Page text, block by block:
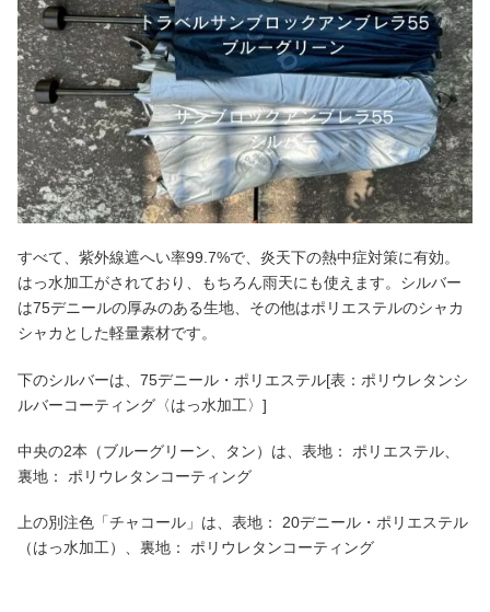
すべて、紫外線遮へい率99.7%で、炎天下の熱中症対策に有効。
はっ水加工がされており、もちろん雨天にも使えます。シルバー
は75デニールの厚みのある生地、その他はポリエステルのシャカ
シャカとした軽量素材です。
下のシルバーは、75デニール・ポリエステル[表：ポリウレタンシ
ルバーコーティング〈はっ水加工〉]
中央の2本（ブルーグリーン、タン）は、表地： ポリエステル、
裏地： ポリウレタンコーティング
上の別注色「チャコール」は、表地： 20デニール・ポリエステル
（はっ水加工）、裏地： ポリウレタンコーティング